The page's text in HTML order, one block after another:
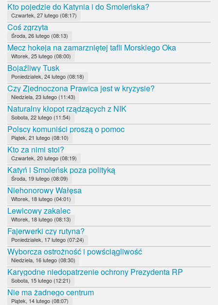
Kto pojedzie do Katynia i do Smoleńska?
Czwartek, 27 lutego (08:17)
Coś zgrzyta
Środa, 26 lutego (08:13)
Mecz hokeja na zamarzniętej tafli Morskiego Oka
Wtorek, 25 lutego (08:00)
Bojaźliwy Tusk
Poniedziałek, 24 lutego (08:18)
Czy Zjednoczona Prawica jest w kryzysie?
Niedziela, 23 lutego (11:43)
Naturalny kłopot rządzących z NIK
Sobota, 22 lutego (11:54)
Polscy komuniści proszą o pomoc
Piątek, 21 lutego (08:10)
Kto za nimi stoi?
Czwartek, 20 lutego (08:19)
Katyń i Smoleńsk poza polityką
Środa, 19 lutego (08:09)
Niehonorowy Wałęsa
Wtorek, 18 lutego (04:01)
Lewicowy zakalec
Wtorek, 18 lutego (08:13)
Fajerwerki czy rutyna?
Poniedziałek, 17 lutego (07:24)
Wyborcza ostrożność i powściągliwość
Niedziela, 16 lutego (08:30)
Karygodne niedopatrzenie ochrony Prezydenta RP
Sobota, 15 lutego (12:21)
Nie ma żadnego centrum
Piątek, 14 lutego (08:07)